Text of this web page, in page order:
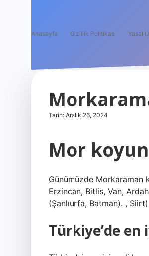
Anasayfa Gizlilik Politikası Yasal
Tarih: Aralık 26, 2024
Mor
Günümüzde Morkaraman
Erzincan, Bitlis, Van,
(Şanlıurfa, Batman). ,
Türkiye’de en